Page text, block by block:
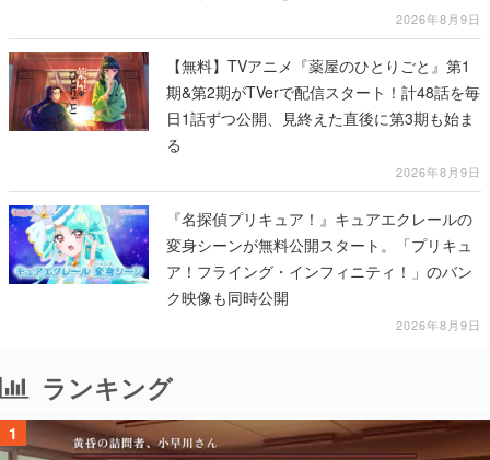
2026年8月9日
【無料】TVアニメ『薬屋のひとりごと』第1
期&第2期がTVerで配信スタート！計48話を毎
日1話ずつ公開、見終えた直後に第3期も始ま
る
2026年8月9日
『名探偵プリキュア！』キュアエクレールの
変身シーンが無料公開スタート。「プリキュ
ア！フライング・インフィニティ！」のバン
ク映像も同時公開
2026年8月9日
ランキング
1